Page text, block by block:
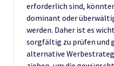
erforderlich sind,
dominant oder
werden. Daher ist es
sorgfältig zu prüfen und
alternative